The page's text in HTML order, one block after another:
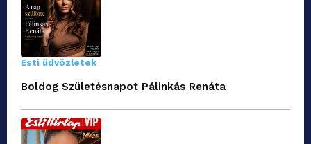
Esti üdvözletek
Boldog Születésnapot Pálinkás Renáta